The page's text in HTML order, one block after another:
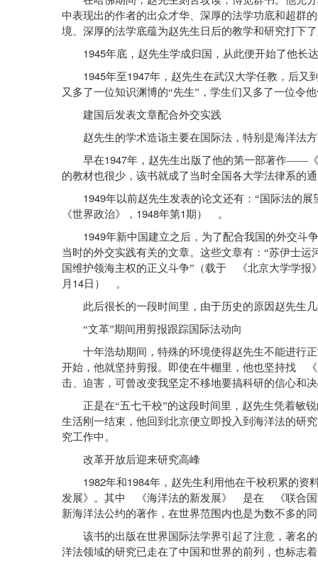
中表现出的作者的出众才华、深厚的法学功底和超群
境、深厚的法学底蕴为赵先生日后的教学和研究打下
1945年底，赵先生学成归国，从此便开始了他长达
1945年至1947年，赵先生在武汉大学任教，后又
又多了一位知识渊博的“先生”，学生们又多了一位令
建国后发表文章配合外交实践
赵先生的学术造诣主要在国际法，特别是海洋法
早在1947年，赵先生出版了他的第一部著作——
的教材也很少，该书就成了当时全国各大学法律系的
1949年以前赵先生发表的论文还有：“国际法的
《世界政治》， 1948年第1期） 。
1949年新中国建立之后，为了配合我国的外交斗
当时的外交实践有关的文章。这些文章有：“苏伊士
国维护领海主权的正义斗争”（载于 《北京大学学报
月 14日） 。
此后很长的一段时间里，由于历史的原因赵先生几
“文革”期间用剪报跟踪国际法动向
十年浩劫期间，特殊的环境使得赵先生不能进行正
开始，他就坚持剪报。即使在牛棚里，他也坚持找
击、迫害，可曾改变我坚定不移地要搞科研的信心和
正是在“五七干校”的这段时间里，赵先生凭着敏锐
生活刚一结束，他回到北京便立即投入到海洋法的研
究工作中。
改革开放后迎来研究高峰
1982年和1984年，赵先生利用他在干校积累的
发展》。其中 《海洋法的新发展》 是在 《联合国
新海洋法公约的著作，在世界范围内也是为数不多的
该书的出版在世界国际法学界引起了注意，著名
洋法领域的研究已走在了中国和世界的前列，也标志